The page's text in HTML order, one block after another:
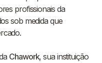
profissionais da
sob medida que
Chawork, sua instituição